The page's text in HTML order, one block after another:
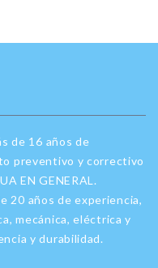
de 16 años de
preventivo y correctivo
EN GENERAL.
20 años de experiencia,
mecánica, eléctrica y
y durabilidad.